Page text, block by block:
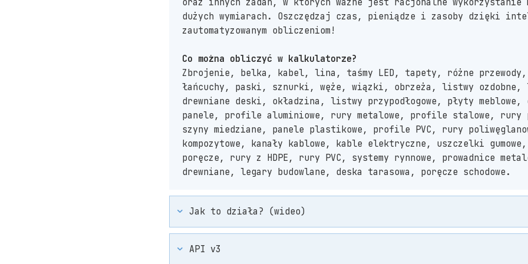
oraz innych zadań, w których ważne jest racjonalne wykorzystanie
dużych wymiarach. Oszczędzaj czas, pieniądze i zasoby dzięki
zautomatyzowanym obliczeniom!
Co można obliczyć w kalkulatorze?
Zbrojenie, belka, kabel, lina, taśmy LED, tapety, różne
łańcuchy, paski, sznurki, węże, wiązki, obrzeża, listwy
drewniane deski, okładzina, listwy przypodłogowe, płyty meblowe,
panele, profile aluminiowe, rury metalowe, profile stalowe, rury
szyny miedziane, panele plastikowe, profile PVC, rury
kompozytowe, kanały kablowe, kable elektryczne, uszczelki
poręcze, rury z HDPE, rury PVC, systemy rynnowe, prowadnice
drewniane, legary budowlane, deska tarasowa, poręcze schodowe.
Jak to działa? (wideo)
API v3